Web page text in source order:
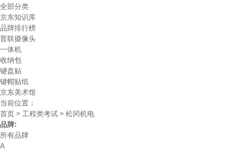
全部分类
京东知识库
品牌排行榜
普联摄像头
一体机
收纳包
键盘贴
键帽贴纸
京东美术馆
当前位置：
首页 > 工程类考试 > 松冈机电
品牌:
所有品牌
A